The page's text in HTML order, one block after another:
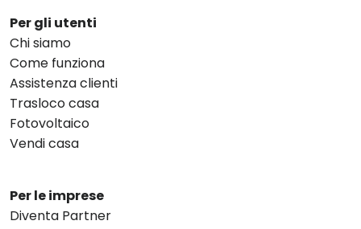
Per gli utenti
Chi siamo
Come funziona
Assistenza clienti
Trasloco casa
Fotovoltaico
Vendi casa
Per le imprese
Diventa Partner